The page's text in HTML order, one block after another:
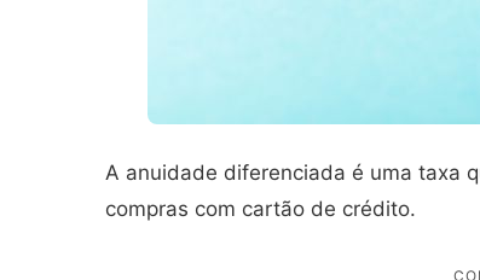
A anuidade diferenciada é uma taxa
compras com cartão de crédito.